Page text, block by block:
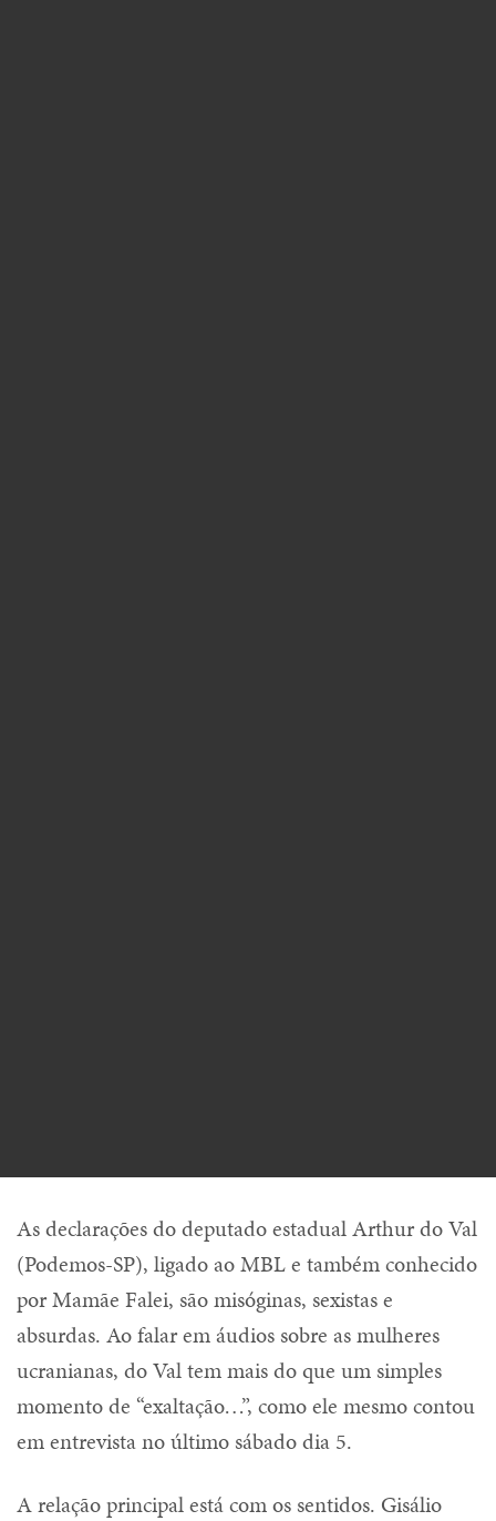
As declarações do deputado estadual Arthur do Val
(Podemos-SP), ligado ao MBL e também conhecido
por Mamãe Falei, são misóginas, sexistas e
absurdas. Ao falar em áudios sobre as mulheres
ucranianas, do Val tem mais do que um simples
momento de “exaltação…”, como ele mesmo contou
em entrevista no último sábado dia 5.
A relação principal está com os sentidos. Gisálio